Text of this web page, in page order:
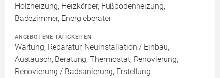
Holzheizung, Heizkörper, Fußbodenheizung,
Badezimmer, Energieberater
ANGEBOTENE TÄTIGKEITEN
Wartung, Reparatur, Neuinstallation / Einbau,
Austausch, Beratung, Thermostat, Renovierung,
Renovierung / Badsanierung, Erstellung